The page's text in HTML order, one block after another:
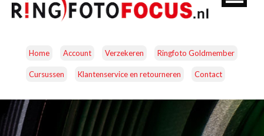
Home Account Verzekeren Ringfoto Goldmember
Cursussen Klantenservice en retourneren Contact
CAMERA’S OBJECTIEVEN ACCESSOIRES